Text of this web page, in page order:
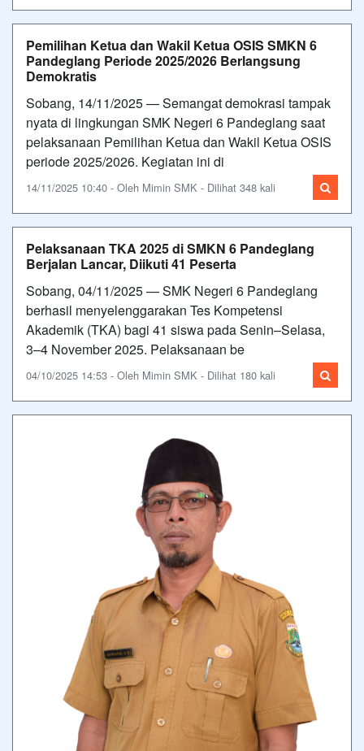
Pemilihan Ketua dan Wakil Ketua OSIS SMKN 6
Pandeglang Periode 2025/2026 Berlangsung
Demokratis
Sobang, 14/11/2025 — Semangat demokrasi tampak
nyata di lingkungan SMK Negeri 6 Pandeglang saat
pelaksanaan Pemilihan Ketua dan Wakil Ketua OSIS
periode 2025/2026. Kegiatan ini di
14/11/2025 10:40 - Oleh Mimin SMK - Dilihat 348 kali
Pelaksanaan TKA 2025 di SMKN 6 Pandeglang
Berjalan Lancar, Diikuti 41 Peserta
Sobang, 04/11/2025 — SMK Negeri 6 Pandeglang
berhasil menyelenggarakan Tes Kompetensi
Akademik (TKA) bagi 41 siswa pada Senin–Selasa,
3–4 November 2025. Pelaksanaan be
04/10/2025 14:53 - Oleh Mimin SMK - Dilihat 180 kali